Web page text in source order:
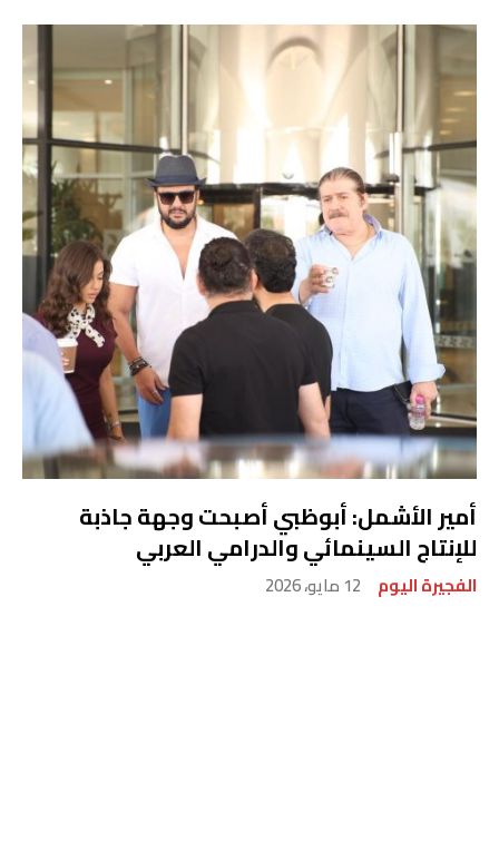
أمير الأشمل: أبوظبي أصبحت وجهة جاذبة
للإنتاج السينمائي والدرامي العربي
الفجيرة اليوم 12 مايو، 2026